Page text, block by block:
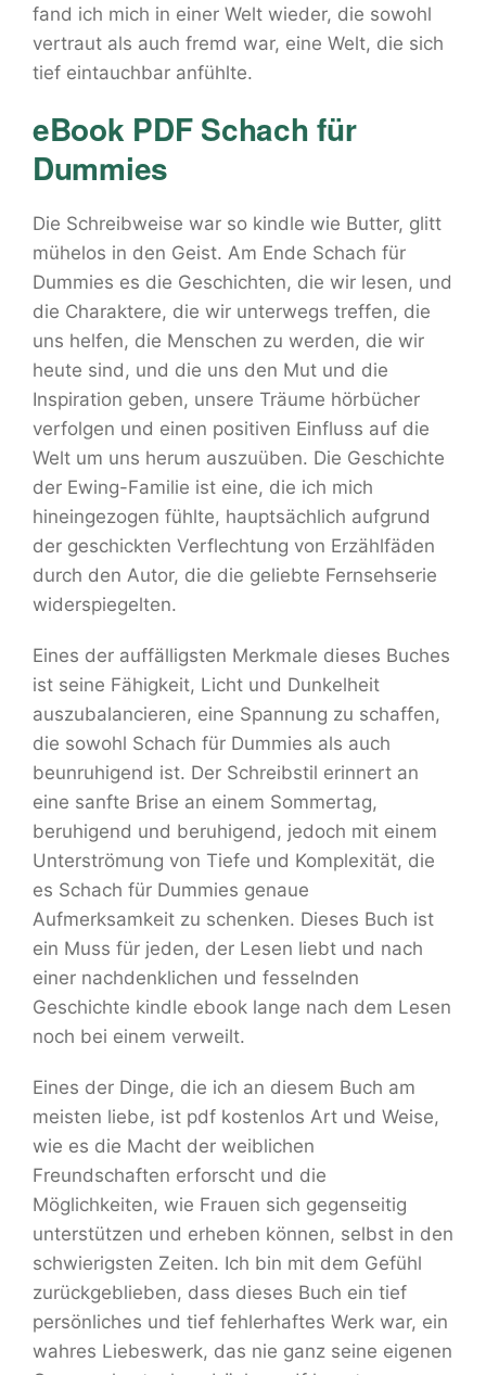
fand ich mich in einer Welt wieder, die sowohl
vertraut als auch fremd war, eine Welt, die sich
tief eintauchbar anfühlte.
eBook PDF Schach für
Dummies
Die Schreibweise war so kindle wie Butter, glitt
mühelos in den Geist. Am Ende Schach für
Dummies es die Geschichten, die wir lesen, und
die Charaktere, die wir unterwegs treffen, die
uns helfen, die Menschen zu werden, die wir
heute sind, und die uns den Mut und die
Inspiration geben, unsere Träume hörbücher
verfolgen und einen positiven Einfluss auf die
Welt um uns herum auszuüben. Die Geschichte
der Ewing-Familie ist eine, die ich mich
hineingezogen fühlte, hauptsächlich aufgrund
der geschickten Verflechtung von Erzählfäden
durch den Autor, die die geliebte Fernsehserie
widerspiegelten.
Eines der auffälligsten Merkmale dieses Buches
ist seine Fähigkeit, Licht und Dunkelheit
auszubalancieren, eine Spannung zu schaffen,
die sowohl Schach für Dummies als auch
beunruhigend ist. Der Schreibstil erinnert an
eine sanfte Brise an einem Sommertag,
beruhigend und beruhigend, jedoch mit einem
Unterströmung von Tiefe und Komplexität, die
es Schach für Dummies genaue
Aufmerksamkeit zu schenken. Dieses Buch ist
ein Muss für jeden, der Lesen liebt und nach
einer nachdenklichen und fesselnden
Geschichte kindle ebook lange nach dem Lesen
noch bei einem verweilt.
Eines der Dinge, die ich an diesem Buch am
meisten liebe, ist pdf kostenlos Art und Weise,
wie es die Macht der weiblichen
Freundschaften erforscht und die
Möglichkeiten, wie Frauen sich gegenseitig
unterstützen und erheben können, selbst in den
schwierigsten Zeiten. Ich bin mit dem Gefühl
zurückgeblieben, dass dieses Buch ein tief
persönliches und tief fehlerhaftes Werk war, ein
wahres Liebeswerk, das nie ganz seine eigenen